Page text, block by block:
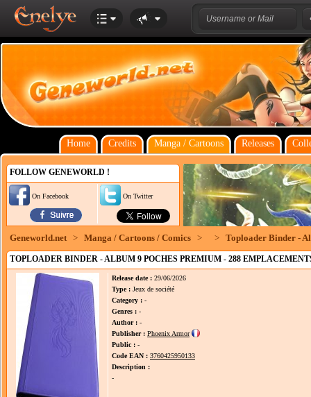
Home Credits Manga / Cartoons Releases
FOLLOW GENEWORLD !
On Facebook On Twitter
Geneworld.net > Manga / Cartoons / Comics > > Toploader Binder -
TOPLOADER BINDER - ALBUM 9 POCHES PREMIUM - 288
Release date : 29/06/2026
Type : Jeux de société
Category : -
Genres : -
Author : -
Publisher : Phoenix Armor
Public : -
Code EAN : 3760425950133
Description :
-